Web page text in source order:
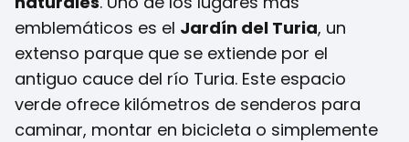
emblemáticos es el Jardín del Turia, un
extenso parque que se extiende por el
antiguo cauce del río Turia. Este espacio
verde ofrece kilómetros de senderos para
caminar, montar en bicicleta o simplemente